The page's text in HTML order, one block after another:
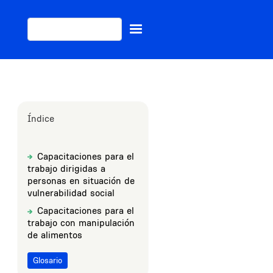
Índice
Sections
TitleCapacitaciones para el
trabajo dirigidas a
personas en situación de
vulnerabilidad social
TitleCapacitaciones para el
trabajo con manipulación
de alimentos
Glosario